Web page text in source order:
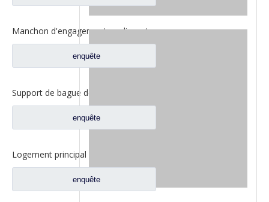
Manchon d'engagement coulissant inter-essieux pour pièces de rechange de camion à essieux Fuwa 330 BF0044M0-1
enquête
enquête
enquête